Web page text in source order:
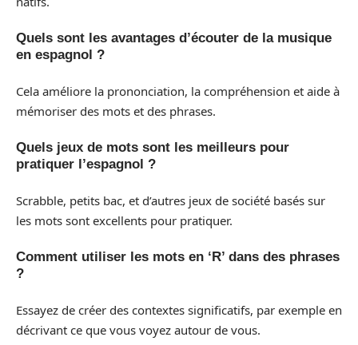
Quels sont les avantages d’écouter de la musique
en espagnol ?
Cela améliore la prononciation, la compréhension et aide à
mémoriser des mots et des phrases.
Quels jeux de mots sont les meilleurs pour
pratiquer l’espagnol ?
Scrabble, petits bac, et d’autres jeux de société basés sur
les mots sont excellents pour pratiquer.
Comment utiliser les mots en ‘R’ dans des phrases
?
Essayez de créer des contextes significatifs, par exemple en
décrivant ce que vous voyez autour de vous.